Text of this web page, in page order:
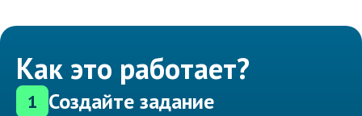
Как это работает?
1 Создайте задание